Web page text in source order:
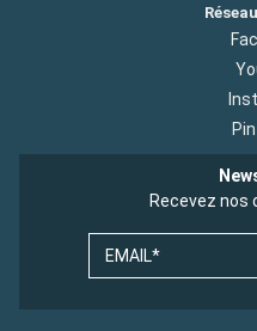
Recevez
EMAIL*